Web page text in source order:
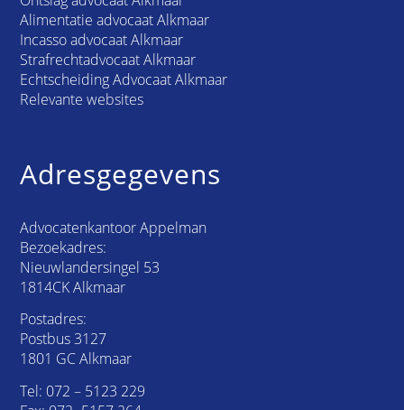
Alimentatie advocaat Alkmaar
Incasso advocaat Alkmaar
Strafrechtadvocaat Alkmaar
Echtscheiding Advocaat Alkmaar
Relevante websites
Adresgegevens
Advocatenkantoor Appelman
Bezoekadres:
Nieuwlandersingel 53
1814CK Alkmaar
Postadres:
Postbus 3127
1801 GC Alkmaar
Tel: 072 – 5123 229